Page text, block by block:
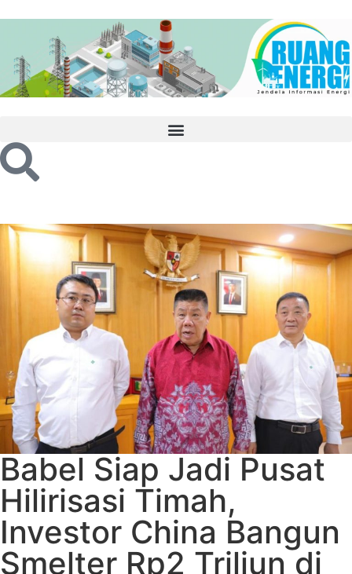
Babel Siap Jadi Pusat
Hilirisasi Timah,
Investor China Bangun
Smelter Rp2 Triliun di